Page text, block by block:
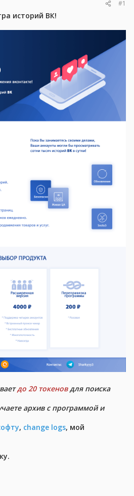
#1
историй ВК!
до 20 токеновдля поиска
архив с программой и
, change logs, мой